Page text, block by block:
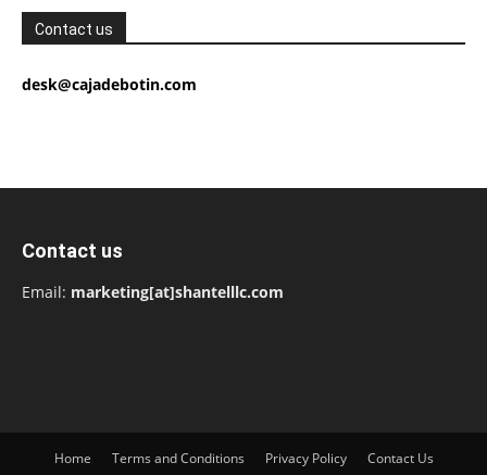
Contact us
desk@cajadebotin.com
Contact us
Email: marketing[at]shantelllc.com
Home Terms and Conditions Privacy Policy Contact Us